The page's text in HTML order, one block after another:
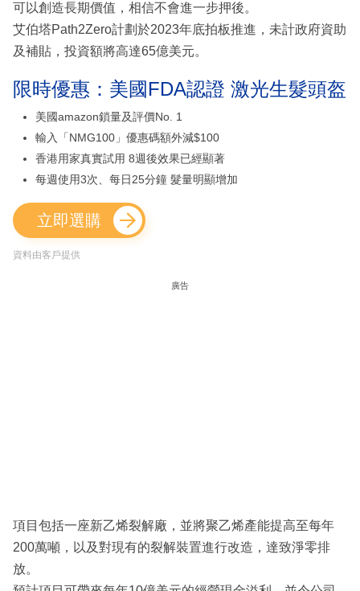
可以創造長期價值，相信不會進一步押後。
艾伯塔Path2Zero計劃於2023年底拍板推進，未計政府資助
及補貼，投資額將高達65億美元。
限時優惠：美國FDA認證 激光生髮頭盔
美國amazon鎖量及評價No. 1
輸入「NMG100」優惠碼額外減$100
香港用家真實試用 8週後效果已經顯著
每週使用3次、每日25分鐘 髮量明顯增加
立即選購
資料由客戶提供
廣告
項目包括一座新乙烯裂解廠，並將聚乙烯產能提高至每年
200萬噸，以及對現有的裂解裝置進行改造，達致淨零排
放。